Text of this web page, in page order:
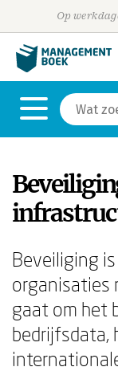
Op
Beveiliging
organisaties
gaat om het
bedrijfsdata,